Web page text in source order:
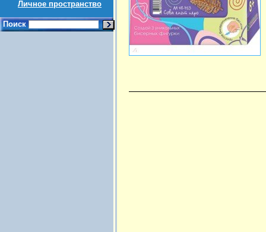
Личное пространство
Поиск